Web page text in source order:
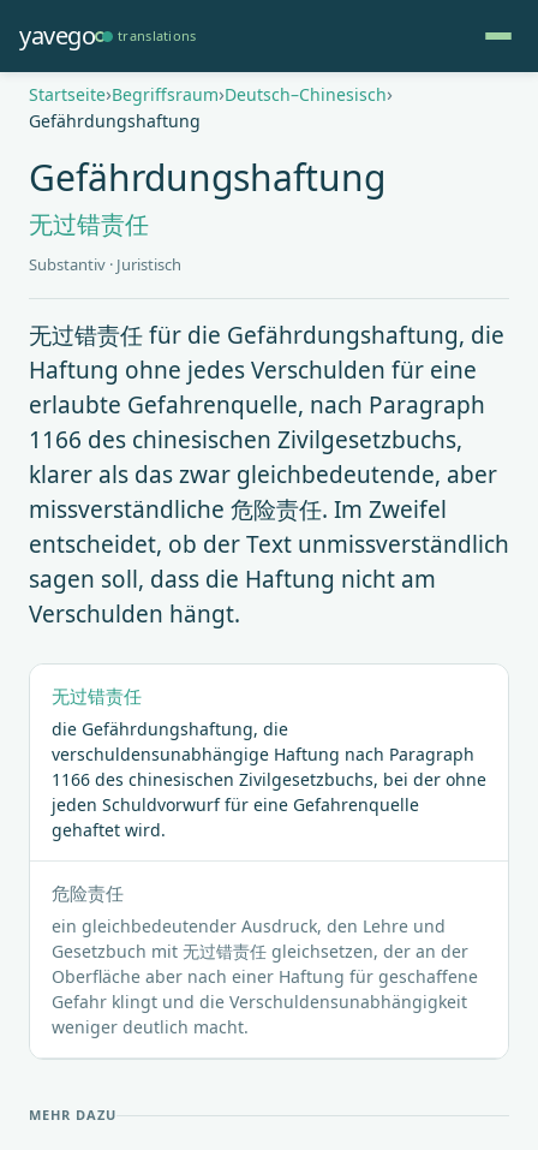
zum
Inhalt
yavego translations
Pfadnavigation
Startseite Begriffsraum Deutsch–Chinesisch
Gefährdungshaftung
Gefährdungshaftung
无过错责任
Substantiv · Juristisch
无过错责任 für die Gefährdungshaftung, die
Haftung ohne jedes Verschulden für eine
erlaubte Gefahrenquelle, nach Paragraph
1166 des chinesischen Zivilgesetzbuchs,
klarer als das zwar gleichbedeutende, aber
missverständliche 危险责任. Im Zweifel
entscheidet, ob der Text unmissverständlich
sagen soll, dass die Haftung nicht am
Verschulden hängt.
无过错责任
die Gefährdungshaftung, die
verschuldensunabhängige Haftung nach Paragraph
1166 des chinesischen Zivilgesetzbuchs, bei der ohne
jeden Schuldvorwurf für eine Gefahrenquelle
gehaftet wird.
危险责任
ein gleichbedeutender Ausdruck, den Lehre und
Gesetzbuch mit 无过错责任 gleichsetzen, der an der
Oberfläche aber nach einer Haftung für geschaffene
Gefahr klingt und die Verschuldensunabhängigkeit
weniger deutlich macht.
MEHR DAZU